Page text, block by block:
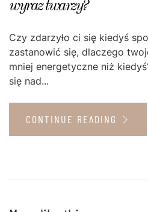
wyraz twarzy?
Czy zdarzyło ci się kiedyś
zastanowić się, dlaczego
mniej energetyczne niż
się nad...
CONTINUE READING